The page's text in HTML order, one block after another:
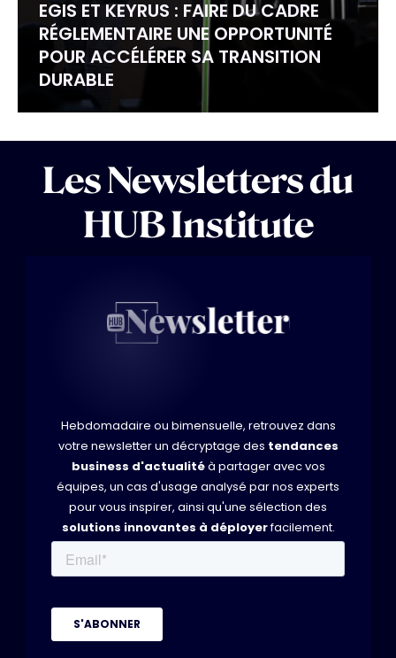
EGIS ET KEYRUS : FAIRE DU CADRE
RÉGLEMENTAIRE UNE OPPORTUNITÉ
POUR ACCÉLÉRER SA TRANSITION
DURABLE
Les Newsletters du
HUB Institute
Hebdomadaire ou bimensuelle, retrouvez dans
votre newsletter un décryptage des tendances
business d'actualitéà partager avec vos
équipes, un cas d'usage analysé par nos experts
pour vous inspirer, ainsi qu'une sélection des
solutions innovantes à déployerfacilement.